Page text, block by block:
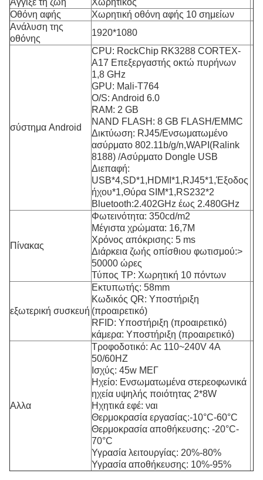
Άγγιξε τη ζωή
Χωρητικός
Οθόνη αφής
Χωρητική οθόνη αφής 10 σημείων
Ανάλυση της
οθόνης
1920*1080
σύστημα Android
CPU: RockChip RK3288 CORTEX-
A17 Επεξεργαστής οκτώ πυρήνων
1,8 GHz
GPU: Mali-T764
O/S: Android 6.0
RAM: 2 GB
NAND FLASH: 8 GB FLASH/EMMC
Δικτύωση: RJ45/Ενσωματωμένο
ασύρματο 802.11b/g/n,WAPI(Ralink
8188) /Ασύρματο Dongle USB
Διεπαφή:
USB*4,SD*1,HDMI*1,RJ45*1,Έξοδος
ήχου*1,Θύρα SIM*1,RS232*2
Bluetooth:2.402GHz έως 2.480GHz
Πίνακας
Φωτεινότητα: 350cd/m2
Μέγιστα χρώματα: 16,7M
Χρόνος απόκρισης: 5 ms
Διάρκεια ζωής οπίσθιου φωτισμού:>
50000 ώρες
Τύπος TP: Χωρητική 10 πόντων
εξωτερική συσκευή
Εκτυπωτής: 58mm
Κωδικός QR: Υποστήριξη
(προαιρετικό)
RFID: Υποστήριξη (προαιρετικό)
κάμερα: Υποστήριξη (προαιρετικό)
Αλλα
Τροφοδοτικό: Ac 110~240V 4A
50/60HZ
Ισχύς: 45w ΜΕΓ
Ηχείο: Ενσωματωμένα στερεοφωνικά
ηχεία υψηλής ποιότητας 2*8W
Ηχητικά εφέ: ναι
Θερμοκρασία εργασίας:-10°C-60°C
Θερμοκρασία αποθήκευσης: -20°C-
70°C
Υγρασία λειτουργίας: 20%-80%
Υγρασία αποθήκευσης: 10%-95%